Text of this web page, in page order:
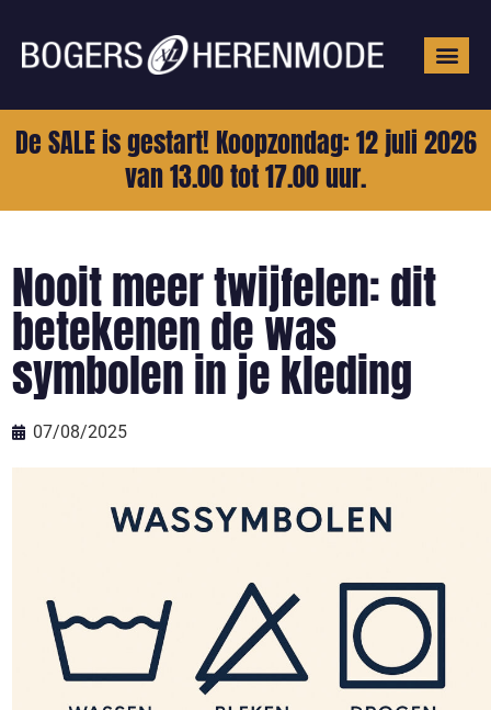
De SALE is gestart! Koopzondag: 12 juli 2026
van 13.00 tot 17.00 uur.
Nooit meer twijfelen: dit
betekenen de was
symbolen in je kleding
07/08/2025